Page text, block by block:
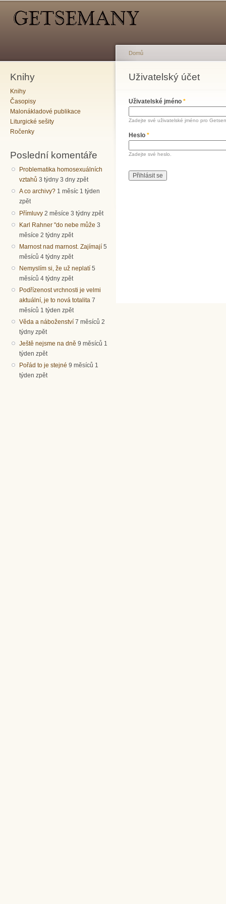
Knihy
Knihy
Časopisy
Malonákladové publikace
Liturgické sešity
Ročenky
Poslední komentáře
Problematika homosexuálních
vztahů 3 týdny 3 dny zpět
A co archivy? 1 měsíc 1 týden
zpět
Přímluvy 2 měsíce 3 týdny zpět
Karl Rahner "do nebe může 3
měsíce 2 týdny zpět
Marnost nad marnost. Zajímají 5
měsíců 4 týdny zpět
Nemyslím si, že už neplatí 5
měsíců 4 týdny zpět
Podřízenost vrchnosti je velmi
aktuální, je to nová totalita 7
měsíců 1 týden zpět
Věda a náboženství 7 měsíců 2
týdny zpět
Ještě nejsme na dně 9 měsíců 1
týden zpět
Pořád to je stejné 9 měsíců 1
týden zpět
Jste zde
Domů
Uživatelský účet
Hlavní záložky
Uživatelské jméno *
Zadejte své uživatelské jméno pro
Heslo *
Zadejte své heslo.